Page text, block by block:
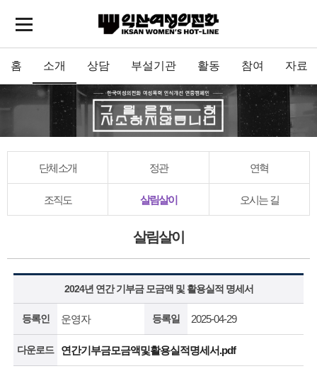
홈 소개 상담 부설기관 활동 참여 자료
단체소개 정관 연혁
조직도 살림살이 오시는 길
살림살이
2024년 연간 기부금 모금액 및 활용실적 명세서
등록인 운영자 등록일 2025-04-29
다운로드 연간기부금모금액및활용실적명세서.pdf